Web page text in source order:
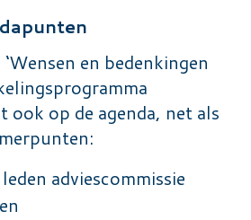
en bedenkingen
ook op de agenda, net als
adviescommissie